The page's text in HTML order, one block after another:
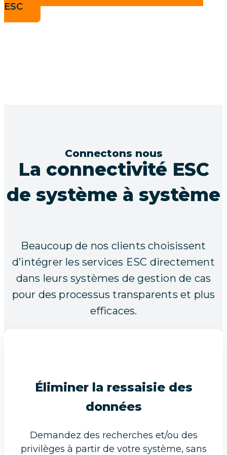
ESC
Connectons nous
La connectivité ESC
de système à système
Beaucoup de nos clients choisissent
d’intégrer les services ESC directement
dans leurs systèmes de gestion de cas
pour des processus transparents et plus
efficaces.
Éliminer la ressaisie des
données
Demandez des recherches et/ou des
privilèges à partir de votre système, sans